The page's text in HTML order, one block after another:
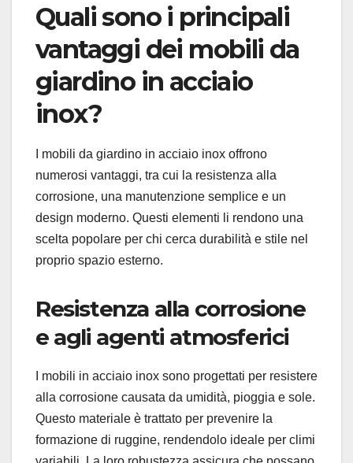
Quali sono i principali
vantaggi dei mobili da
giardino in acciaio
inox?
I mobili da giardino in acciaio inox offrono
numerosi vantaggi, tra cui la resistenza alla
corrosione, una manutenzione semplice e un
design moderno. Questi elementi li rendono una
scelta popolare per chi cerca durabilità e stile nel
proprio spazio esterno.
Resistenza alla corrosione
e agli agenti atmosferici
I mobili in acciaio inox sono progettati per resistere
alla corrosione causata da umidità, pioggia e sole.
Questo materiale è trattato per prevenire la
formazione di ruggine, rendendolo ideale per climi